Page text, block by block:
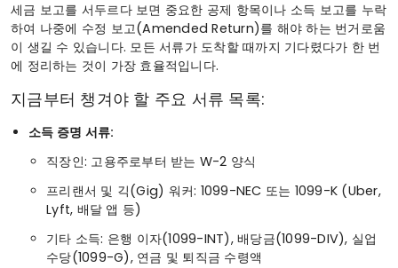
세금 보고를 서두르다 보면 중요한 공제 항목이나 소득 보고를 누락
하여 나중에 수정 보고(Amended Return)를 해야 하는 번거로움
이 생길 수 있습니다. 모든 서류가 도착할 때까지 기다렸다가 한 번
에 정리하는 것이 가장 효율적입니다.
지금부터 챙겨야 할 주요 서류 목록:
소득 증명 서류:
직장인: 고용주로부터 받는 W-2 양식
프리랜서 및 긱(Gig) 워커: 1099-NEC 또는 1099-K (Uber,
Lyft, 배달 앱 등)
기타 소득: 은행 이자(1099-INT), 배당금(1099-DIV), 실업
수당(1099-G), 연금 및 퇴직금 수령액